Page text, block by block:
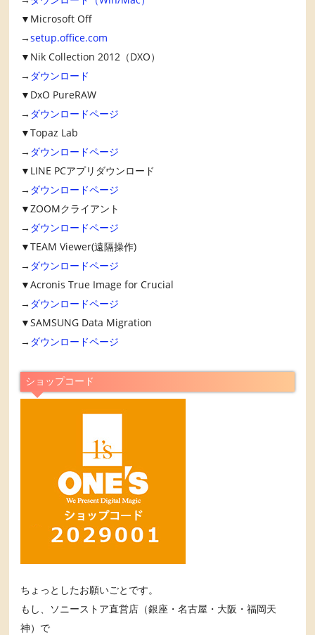
▼Microsoft Off
→setup.office.com
▼Nik Collection 2012（DXO）
→ ダウンロード
▼DxO PureRAW
→ ダウンロードページ
▼Topaz Lab
→ ダウンロードページ
▼LINE PCアプリダウンロード
→ ダウンロードページ
▼ZOOMクライアント
→ ダウンロードページ
▼TEAM Viewer(遠隔操作)
→ ダウンロードページ
▼Acronis True Image for Crucial
→ ダウンロードページ
▼SAMSUNG Data Migration
→ ダウンロードページ
ショップコード
ちょっとしたお願いごとです。
もし、ソニーストア直営店（銀座・名古屋・大阪・福岡天
神）で